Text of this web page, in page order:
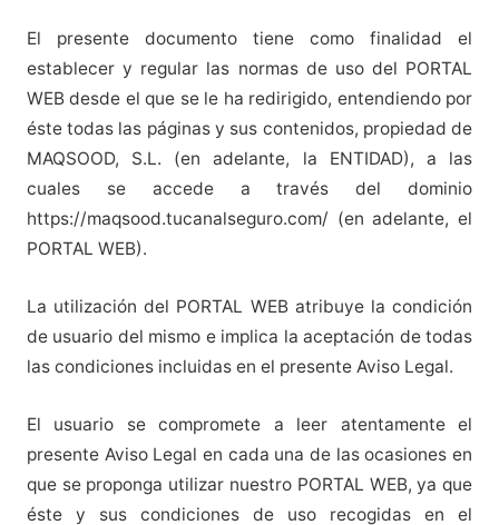
El presente documento tiene como finalidad el
establecer y regular las normas de uso del PORTAL
WEB desde el que se le ha redirigido, entendiendo por
éste todas las páginas y sus contenidos, propiedad de
MAQSOOD, S.L. (en adelante, la ENTIDAD), a las
cuales se accede a través del dominio
https://maqsood.tucanalseguro.com/ (en adelante, el
PORTAL WEB).
La utilización del PORTAL WEB atribuye la condición
de usuario del mismo e implica la aceptación de todas
las condiciones incluidas en el presente Aviso Legal.
El usuario se compromete a leer atentamente el
presente Aviso Legal en cada una de las ocasiones en
que se proponga utilizar nuestro PORTAL WEB, ya que
éste y sus condiciones de uso recogidas en el